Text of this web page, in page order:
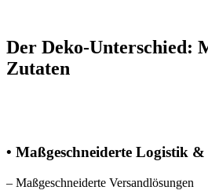
Der Deko-Unterschied:
Zutaten
• Maßgeschneiderte Logistik
– Maßgeschneiderte Versandlösungen